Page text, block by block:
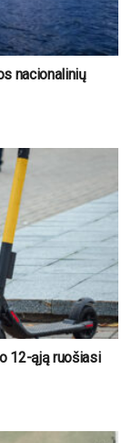
nacionalinių
12-ąją ruošiasi